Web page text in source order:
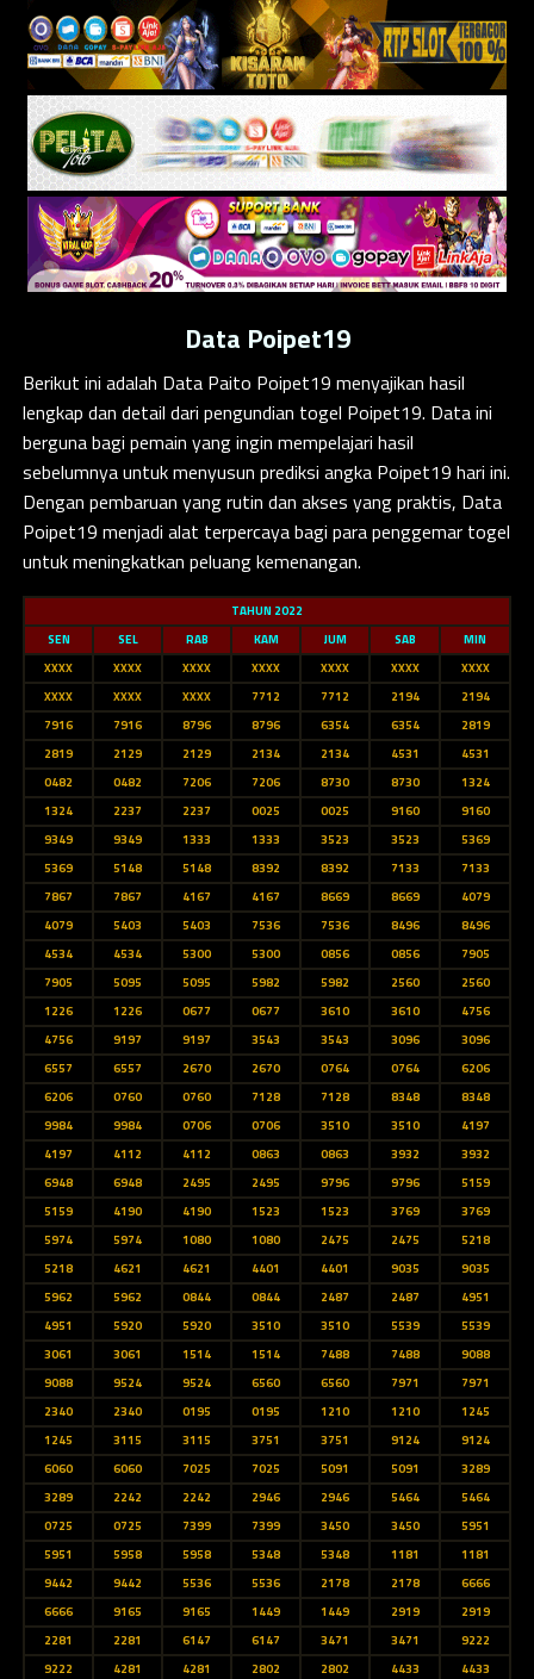
Data Poipet19
Berikut ini adalah Data Paito Poipet19 menyajikan hasil
lengkap dan detail dari pengundian togel Poipet19. Data ini
berguna bagi pemain yang ingin mempelajari hasil
sebelumnya untuk menyusun prediksi angka Poipet19 hari ini.
Dengan pembaruan yang rutin dan akses yang praktis, Data
Poipet19 menjadi alat terpercaya bagi para penggemar togel
untuk meningkatkan peluang kemenangan.
TAHUN 2022
SEN
SEL RAB KAM JUM SAB
MIN
XXXX
XXXX XXXX XXXX XXXX XXXX
XXXX
XXXX
XXXX XXXX 7712 7712 2194
2194
7916
7916 8796 8796 6354 6354
2819
2819
2129 2129 2134 2134 4531
4531
0482
0482 7206 7206 8730 8730
1324
1324
2237 2237 0025 0025 9160
9160
9349
9349 1333 1333 3523 3523
5369
5369
5148 5148 8392 8392 7133
7133
7867
7867 4167 4167 8669 8669
4079
4079
5403 5403 7536 7536 8496
8496
4534
4534 5300 5300 0856 0856
7905
7905
5095 5095 5982 5982 2560
2560
1226
1226 0677 0677 3610 3610
4756
4756
9197 9197 3543 3543 3096
3096
6557
6557 2670 2670 0764 0764
6206
6206
0760 0760 7128 7128 8348
8348
9984
9984 0706 0706 3510 3510
4197
4197
4112 4112 0863 0863 3932
3932
6948
6948 2495 2495 9796 9796
5159
5159
4190 4190 1523 1523 3769
3769
5974
5974 1080 1080 2475 2475
5218
5218
4621 4621 4401 4401 9035
9035
5962
5962 0844 0844 2487 2487
4951
4951
5920 5920 3510 3510 5539
5539
3061
3061 1514 1514 7488 7488
9088
9088
9524 9524 6560 6560 7971
7971
2340
2340 0195 0195 1210 1210
1245
1245
3115 3115 3751 3751 9124
9124
6060
6060 7025 7025 5091 5091
3289
3289
2242 2242 2946 2946 5464
5464
0725
0725 7399 7399 3450 3450
5951
5951
5958 5958 5348 5348 1181
1181
9442
9442 5536 5536 2178 2178
6666
6666
9165 9165 1449 1449 2919
2919
2281
2281 6147 6147 3471 3471
9222
9222
4281 4281 2802 2802 4433
4433